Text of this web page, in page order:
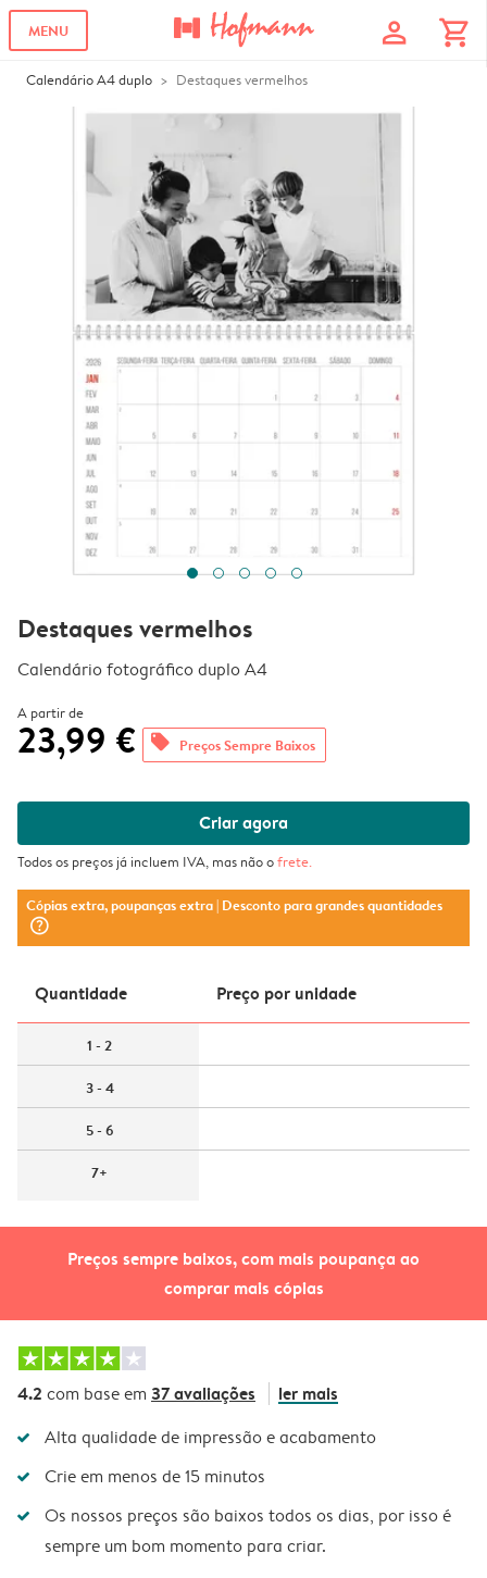
MENU profile shopping_cart
Calendário A4 duplo Destaques vermelhos
Preços sempre baixos, com mais poupança ao
comprar mais cópias
Destaques vermelhos
Calendário fotográfico duplo A4
A partir de
23,99 € offers Preços Sempre Baixos
Criar agora
Todos os preços já incluem IVA, mas não ofrete.
Cópias extra, poupanças extra| Desconto para grandes quantidades
question_mark_circle
Quantidade Preço por unidade
1 - 2
3 - 4
5 - 6
7+
4.2 com base em 37 avaliações ler mais
Alta qualidade de impressão e acabamento
Crie em menos de 15 minutos
Os nossos preços são baixos todos os dias, por isso é
sempre um bom momento para criar.